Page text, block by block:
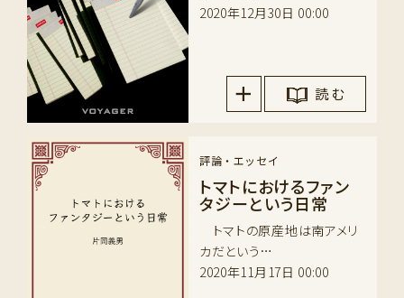
2020年12月30日 00:00
読 む
評論・エッセイ
トマトにおけるファン
タジーという日常
トマトの原産地は南アメリ
カだという…
2020年11月17日 00:00